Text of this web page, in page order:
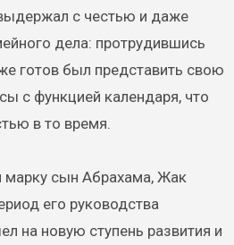
с честью и даже
дела: протрудившись
готов был представить свою
с функцией календаря, что
в то время.
сын Абрахама, Жак
его руководства
на новую ступень развития и